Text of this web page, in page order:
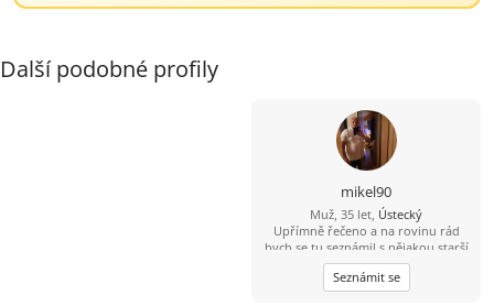
Další podobné profily
mikel90
Muž, 35 let, Ústecký
Upřímně řečeno a na rovinu rád
bych se tu seznámil s nějakou starší
ženou která by měla zájem o někoho
mladšího například mého věku a
mám i rodinu děti tak by to nevadilo
Seznámit se